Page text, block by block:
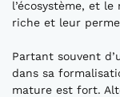
l’écosystème, et le
riche et leur
Partant souvent
dans sa
mature est fort.